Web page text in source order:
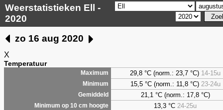
Weerstatistieken Ell -
2020
zo 16 aug 2020
X
Temperatuur
Maximum 29,8 °C (norm.: 23,7 °C) 14-15u
Minimum 15,5 °C (norm.: 11,8 °C) 23-24u
Gemiddeld 21,1 °C (norm.: 17,8 °C)
Minimum op 10 cm hoogte 13,3 °C 24-25u